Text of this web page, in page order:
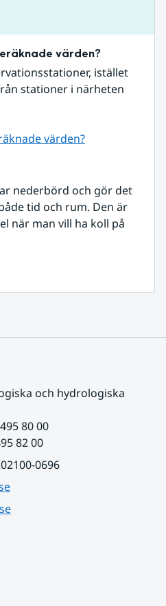
värden?
istället
stationer i närheten
värden?
nederbörd och gör det
tid och rum. Den är
när man vill ha koll på
och hydrologiska
80 00
82 00
0696